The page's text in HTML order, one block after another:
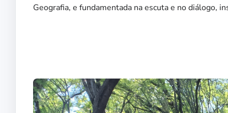
Geografia, e fundamentada na escuta e no diálogo,